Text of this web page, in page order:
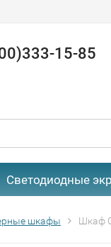
15-85
Светодиодные
шкафы Шкаф